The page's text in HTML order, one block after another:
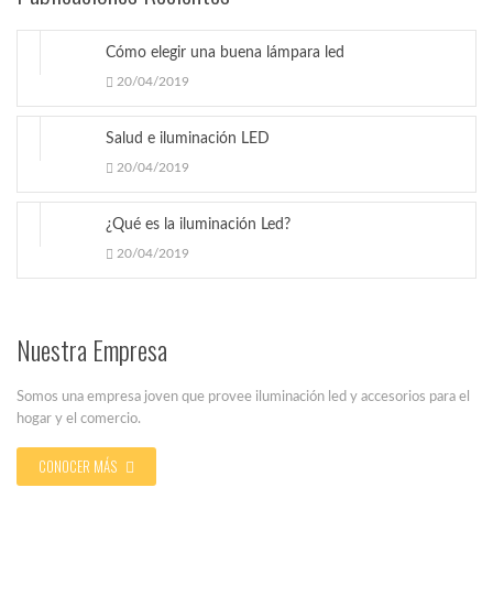
Cómo elegir una buena lámpara led
20/04/2019
Salud e iluminación LED
20/04/2019
¿Qué es la iluminación Led?
20/04/2019
Nuestra Empresa
Somos una empresa joven que provee iluminación led y accesorios para el
hogar y el comercio.
CONOCER MÁS